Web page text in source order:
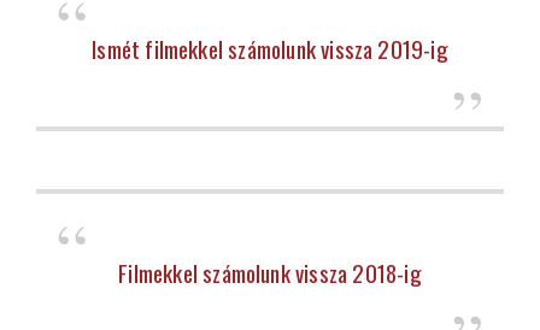
Ismét filmekkel számolunk vissza 2019-ig
Filmekkel számolunk vissza 2018-ig